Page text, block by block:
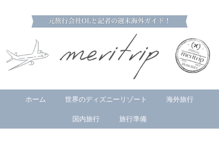
ホーム 世界のディズニーリゾート 海外旅行
国内旅行 旅行準備